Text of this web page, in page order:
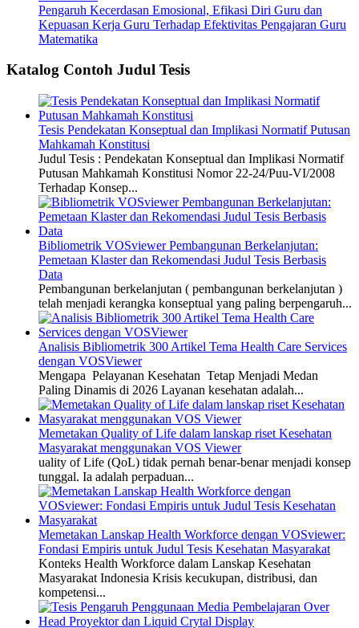
Pengaruh Kecerdasan Emosional, Efikasi Diri Guru dan
Kepuasan Kerja Guru Terhadap Efektivitas Pengajaran Guru
Matematika
Katalog Contoh Judul Tesis
Tesis Pendekatan Konseptual dan Implikasi Normatif Putusan
Mahkamah Konstitusi
Judul Tesis : Pendekatan Konseptual dan Implikasi Normatif
Putusan Mahkamah Konstitusi Nomor 22-24/Puu-VI/2008
Terhadap Konsep...
Bibliometrik VOSviewer Pembangunan Berkelanjutan:
Pemetaan Klaster dan Rekomendasi Judul Tesis Berbasis
Data
Pembangunan berkelanjutan ( pembangunan berkelanjutan )
telah menjadi kerangka konseptual yang paling berpengaruh...
Analisis Bibliometrik 300 Artikel Tema Health Care Services
dengan VOSViewer
Mengapa Pelayanan Kesehatan Tetap Menjadi Medan
Paling Dinamis di 2026 Layanan kesehatan adalah...
Memetakan Quality of Life dalam lanskap riset Kesehatan
Masyarakat menggunakan VOS Viewer
uality of Life (QoL) tidak pernah benar-benar menjadi konsep
tunggal. Ia adalah perpaduan...
Memetakan Lanskap Health Workforce dengan VOSviewer:
Fondasi Empiris untuk Judul Tesis Kesehatan Masyarakat
Konteks Health Workforce dalam Lanskap Kesehatan
Masyarakat Indonesia Krisis kecukupan, distribusi, dan
kompetensi...